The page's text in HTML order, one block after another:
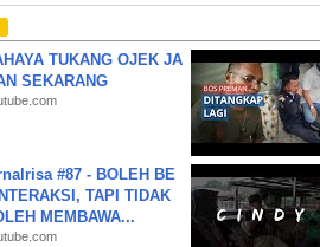
TUKANG OJEK JA
SEKARANG
#87 - BOLEH BE
TAPI TIDAK
MEMBAWA...